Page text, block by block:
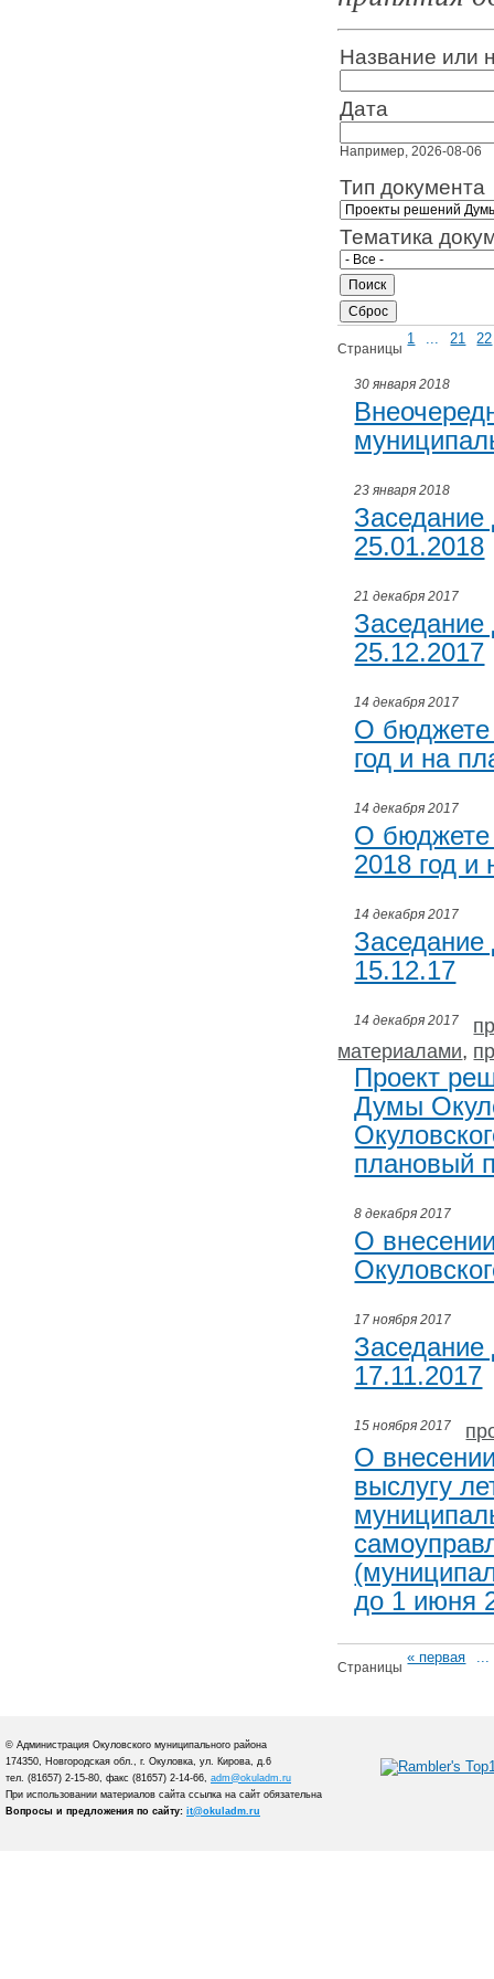
Название или
Дата
Например, 2026-08-06
Тип документа
Тематика
Страницы
1 ... 21 22
30 января 2018
23 января 2018
25.01.2018
21 декабря 2017
25.12.2017
14 декабря 2017
О бюджете
год и на
14 декабря 2017
О бюджете
2018 год и
14 декабря 2017
15.12.17
14 декабря 2017
материалами,
Проект
Думы
плановый
8 декабря 2017
О
17 ноября 2017
17.11.2017
15 ноября 2017
О
выслугу
до 1 июня
Страницы
« первая ...
© Администрация Окуловского муниципального района
174350, Новгородская обл., г. Окуловка, ул. Кирова, д.6
тел. (81657) 2-15-80, факс (81657) 2-14-66, adm@okuladm.ru
При использовании материалов сайта ссылка на сайт обязательна
Вопросы и предложения по сайту: it@okuladm.ru